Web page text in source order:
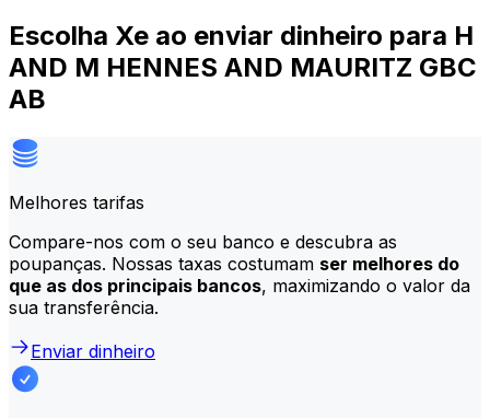
Escolha Xe ao enviar dinheiro para H
AND M HENNES AND MAURITZ GBC
AB
Melhores tarifas
Compare-nos com o seu banco e descubra as
poupanças. Nossas taxas costumam ser melhores do
que as dos principais bancos, maximizando o valor da
sua transferência.
Enviar dinheiro